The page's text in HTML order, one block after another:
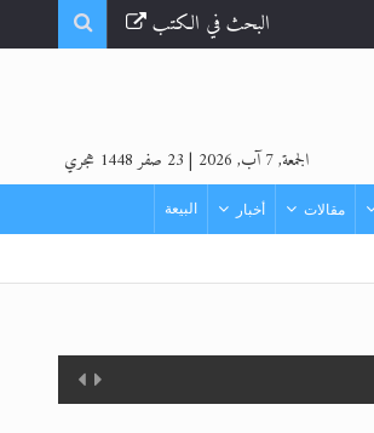
البحث في الكتب
الجمعة, 7 آب, 2026 | 23 صفر 1448 هجري
مقالات أخبار البيعة